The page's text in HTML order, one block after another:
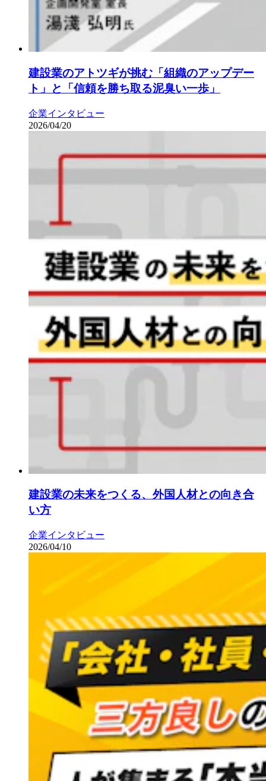
建設業のアトツギが挑む「組織のアップデー
ト」と「信頼を勝ち取る泥臭い一歩」
企業インタビュー
2026/04/20
建設業の未来をつくる、外国人材との向き合
い方
企業インタビュー
2026/04/10